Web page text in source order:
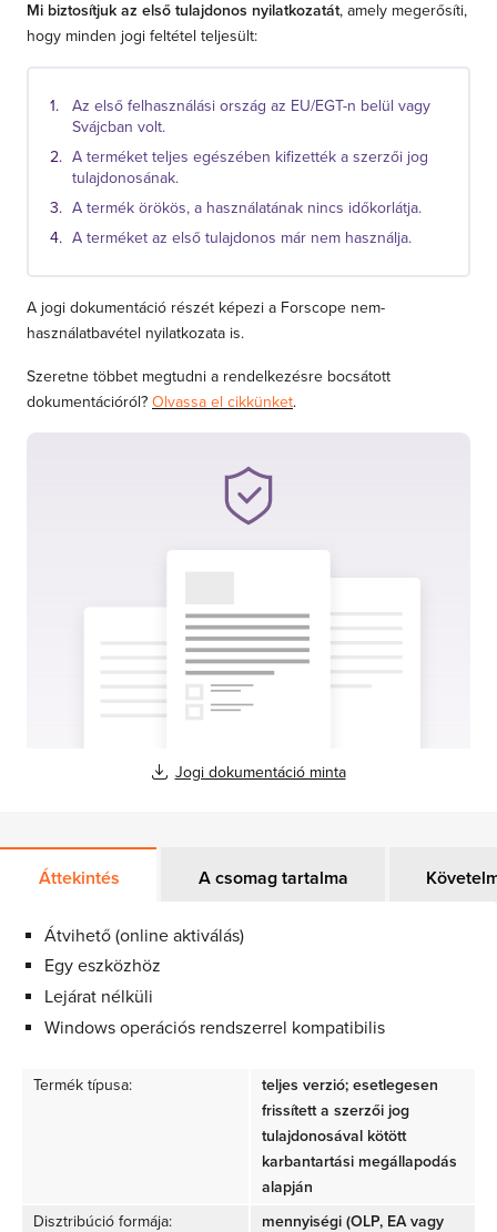
Mi biztosítjuk az első tulajdonos nyilatkozatát, amely megerősíti,
hogy minden jogi feltétel teljesült:
Az első felhasználási ország az EU/EGT-n belül vagy
Svájcban volt.
A terméket teljes egészében kifizették a szerzői jog
tulajdonosának.
A termék örökös, a használatának nincs időkorlátja.
A terméket az első tulajdonos már nem használja.
A jogi dokumentáció részét képezi a Forscope nem-
használatbavétel nyilatkozata is.
Szeretne többet megtudni a rendelkezésre bocsátott
dokumentációról? Olvassa el cikkünket.
Jogi dokumentáció minta
Áttekintés A csomag tartalma
Átvihető (online aktiválás)
Egy eszközhöz
Lejárat nélküli
Windows operációs rendszerrel kompatibilis
Termék típusa:
teljes verzió; esetlegesen
frissített a szerzői jog
tulajdonosával kötött
karbantartási megállapodás
alapján
Disztribúció formája:
mennyiségi (OLP, EA vagy